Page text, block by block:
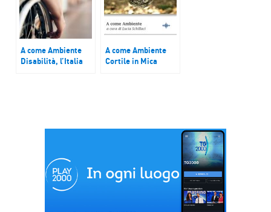
A come Ambiente
Disabilità, l’Italia
A come Ambiente
Cortile in Mica